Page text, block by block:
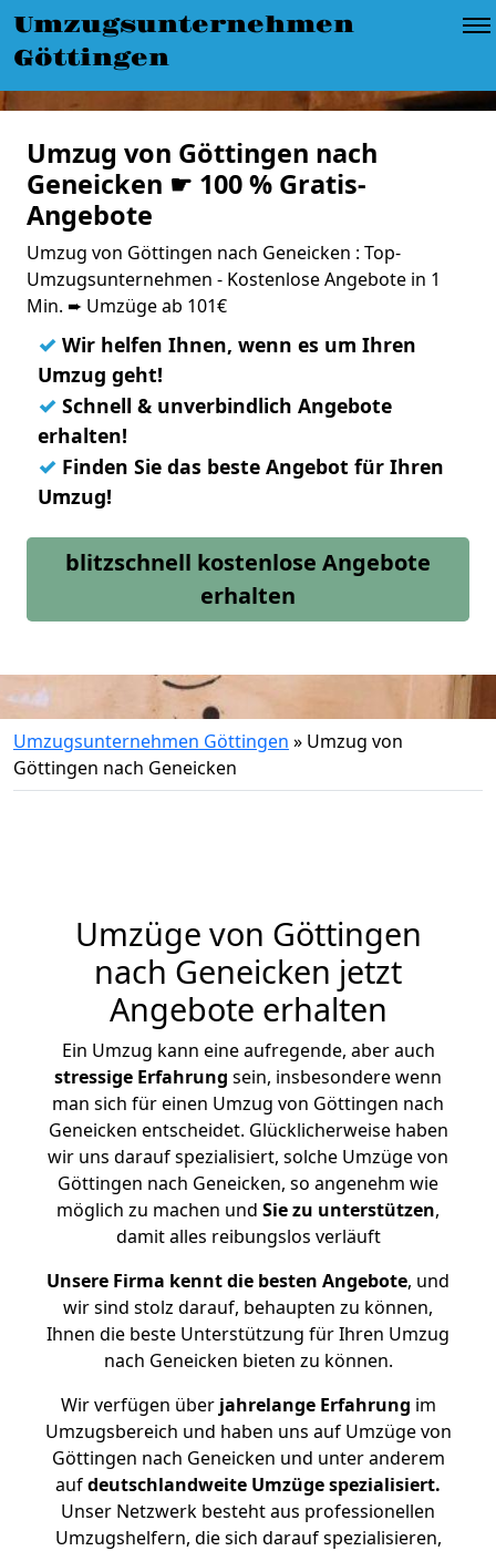
Umzugsunternehmen
Göttingen
Umzug von Göttingen nach
Geneicken ☛ 100 % Gratis-
Angebote
Umzug von Göttingen nach Geneicken : Top-
Umzugsunternehmen - Kostenlose Angebote in 1
Min. ➨ Umzüge ab 101€
✓ Wir helfen Ihnen, wenn es um Ihren
Umzug geht!
✓ Schnell & unverbindlich Angebote
erhalten!
✓ Finden Sie das beste Angebot für Ihren
Umzug!
blitzschnell kostenlose Angebote
erhalten
Umzugsunternehmen Göttingen » Umzug von
Göttingen nach Geneicken
Umzüge von Göttingen
nach Geneicken jetzt
Angebote erhalten
Ein Umzug kann eine aufregende, aber auch
stressige Erfahrung sein, insbesondere wenn
man sich für einen Umzug von Göttingen nach
Geneicken entscheidet. Glücklicherweise haben
wir uns darauf spezialisiert, solche Umzüge von
Göttingen nach Geneicken, so angenehm wie
möglich zu machen und Sie zu unterstützen,
damit alles reibungslos verläuft
Unsere Firma kennt die besten Angebote, und
wir sind stolz darauf, behaupten zu können,
Ihnen die beste Unterstützung für Ihren Umzug
nach Geneicken bieten zu können.
Wir verfügen überjahrelange Erfahrung im
Umzugsbereich und haben uns auf Umzüge von
Göttingen nach Geneicken und unter anderem
aufdeutschlandweite Umzüge spezialisiert.
Unser Netzwerk besteht aus professionellen
Umzugshelfern, die sich darauf spezialisieren,